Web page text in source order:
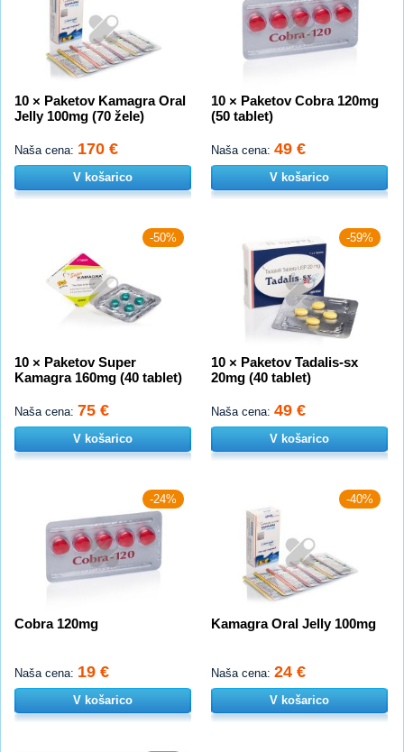
10 × Paketov Kamagra Oral
Jelly 100mg (70 žele)
Naša cena: 170 €
V košarico
10 × Paketov Cobra 120mg
(50 tablet)
Naša cena: 49 €
V košarico
-50%
10 × Paketov Super
Kamagra 160mg (40 tablet)
Naša cena: 75 €
V košarico
-59%
10 × Paketov Tadalis-sx
20mg (40 tablet)
Naša cena: 49 €
V košarico
-24%
Cobra 120mg
Naša cena: 19 €
V košarico
-40%
Kamagra Oral Jelly 100mg
Naša cena: 24 €
V košarico